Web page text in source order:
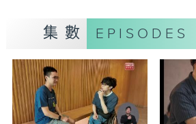
集數 EPISODES